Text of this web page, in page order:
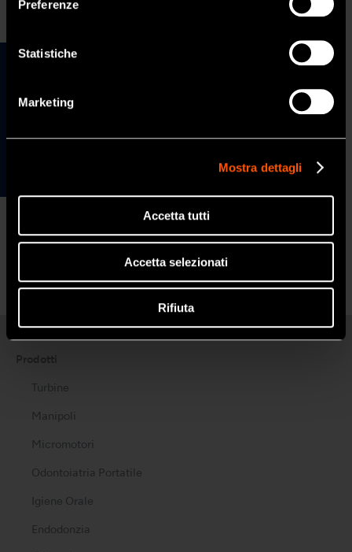
Preferenze
Statistiche
Marketing
Mostra dettagli
Accetta tutti
Accetta selezionati
Rifiuta
Prodotti
Turbine
Manipoli
Micromotori
Odontoiatria Portatile
Igiene Orale
Endodonzia